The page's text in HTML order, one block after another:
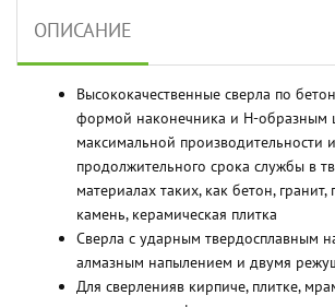
ОПИСАНИЕ
Высококачественные сверла по
формой наконечника и Н-образным
максимальной производительности и
продолжительного срока службы в
материалах таких, как бетон,
камень, керамическая плитка
Сверла с ударным твердосплавным
алмазным напылением и двумя
Для сверленияв кирпиче, плитке,